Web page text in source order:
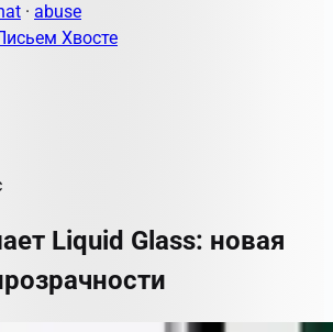
· abuse
Хвосте
Liquid Glass: новая